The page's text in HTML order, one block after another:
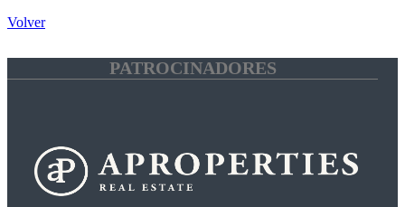
Volver
PATROCINADORES